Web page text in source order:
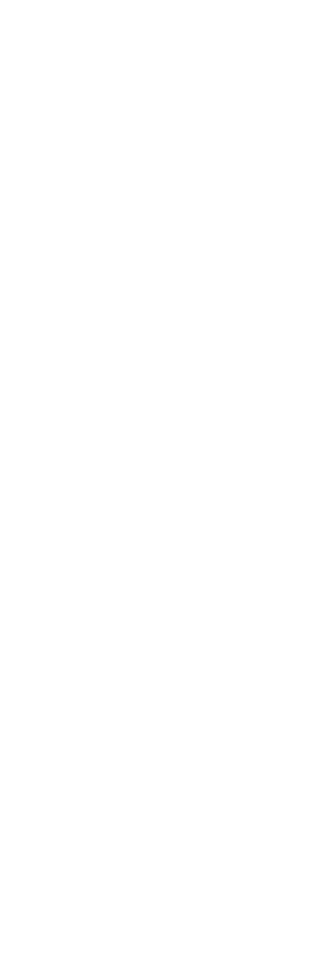
40,2 %
: 29,0 % 40,6 %